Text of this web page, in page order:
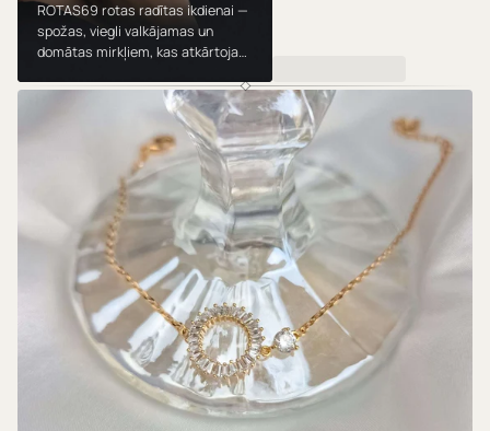
ROTAS69 rotas radītas ikdienai —
spožas, viegli valkājamas un
domātas mirkļiem, kas atkārtojas.
gada.